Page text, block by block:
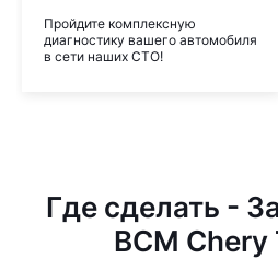
Пройдите комплексную
диагностику вашего автомобиля
в сети наших СТО!
Где сделать -
BCM Chery